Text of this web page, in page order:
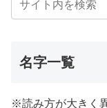
名字一覧
※読み方が大きく